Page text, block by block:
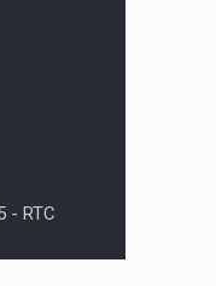
- RTC